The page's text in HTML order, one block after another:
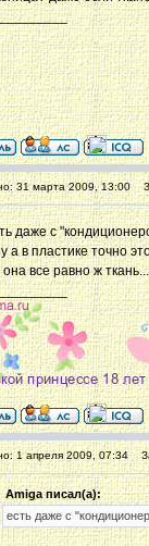
31 марта 2009, 13:00
даже с
а в пластике точно
она все равно ж
1 апреля 2009, 07:34
Amiga писал(а):
есть даже с